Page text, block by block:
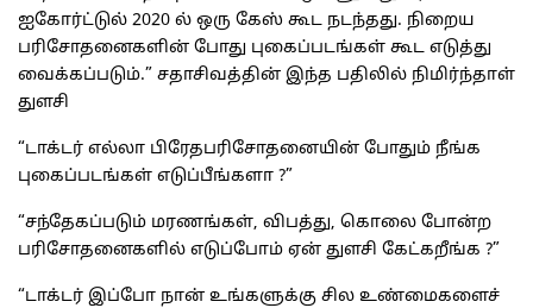
ஐகோர்ட்டுல் 2020 ல் ஒரு கேஸ் கூட நடந்தது. நிறைய
பரிசோதனைகளின் போது புகைப்படங்கள் கூட எடுத்து
வைக்கப்படும்.” சதாசிவத்தின் இந்த பதிலில் நிமிர்ந்தாள்
துளசி
“டாக்டர் எல்லா பிரேதபரிசோதனையின் போதும் நீங்க
புகைப்படங்கள் எடுப்பீங்களா ?”
“சந்தேகப்படும் மரணங்கள், விபத்து, கொலை போன்ற
பரிசோதனைகளில் எடுப்போம் ஏன் துளசி கேட்கறீங்க ?”
“டாக்டர் இப்போ நான் உங்களுக்கு சில உண்மைகளைச்